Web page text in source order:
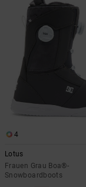
4
Lotus
Frauen Grau Boa®-
Snowboardboots